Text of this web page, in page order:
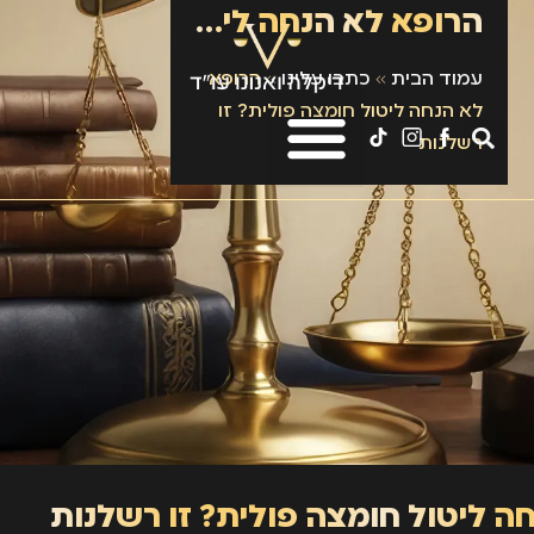
הרופא לא הנחה ליטול חומצה פולית? זו רשלנות
עמוד הבית» כתבו עלינו»הרופא
לא הנחה ליטול חומצה פולית? זו
רשלנות
ליטול חומצה פולית? זו רשלנות